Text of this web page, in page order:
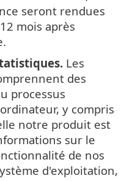
seront rendues
mois après
Les
des
processus
y compris
notre produit est
sur le
de nos
d'exploitation,